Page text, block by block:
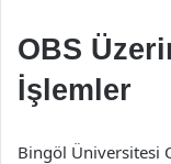
OBS
İşlemler
Bingöl Üniversitesi